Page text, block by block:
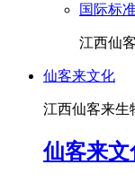
国际标
江西仙
仙客来文化
江西仙客来生
仙客来文